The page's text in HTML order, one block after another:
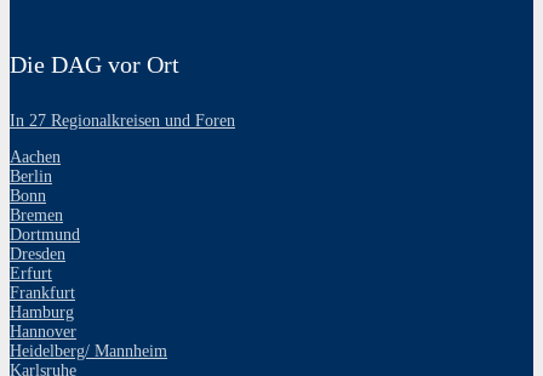
Die DAG vor Ort
In 27 Regionalkreisen und Foren
Aachen
Berlin
Bonn
Bremen
Dortmund
Dresden
Erfurt
Frankfurt
Hamburg
Hannover
Heidelberg/ Mannheim
Karlsruhe